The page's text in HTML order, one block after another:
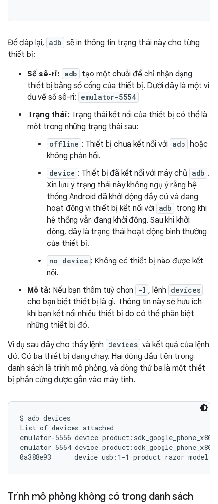
Để đáp lại, adb sẽ in thông tin trạng thái này cho từng
thiết bị:
Số sê-ri: adb tạo một chuỗi để chỉ nhận dạng
thiết bị bằng số cổng của thiết bị. Dưới đây là một ví
dụ về số sê-ri: emulator-5554
Trạng thái: Trạng thái kết nối của thiết bị có thể là
một trong những trạng thái sau:
offline : Thiết bị chưa kết nối với adb hoặc
không phản hồi.
device : Thiết bị đã kết nối với máy chủ adb .
Xin lưu ý trạng thái này không ngụ ý rằng hệ
thống Android đã khởi động đầy đủ và đang
hoạt động vì thiết bị kết nối với adb trong khi
hệ thống vẫn đang khởi động. Sau khi khởi
động, đây là trạng thái hoạt động bình thường
của thiết bị.
no device : Không có thiết bị nào được kết
nối.
Mô tả: Nếu bạn thêm tuỳ chọn -l , lệnh devices
cho bạn biết thiết bị là gì. Thông tin này sẽ hữu ích
khi bạn kết nối nhiều thiết bị do có thể phân biệt
những thiết bị đó.
Ví dụ sau đây cho thấy lệnh devices và kết quả của lệnh
đó. Có ba thiết bị đang chạy. Hai dòng đầu tiên trong
danh sách là trình mô phỏng, và dòng thứ ba là một thiết
bị phần cứng được gắn vào máy tính.
$ adb devices
List of devices attached
emulator-5556 device
emulator-5554 device
Trình mô phỏng không có trong danh sách